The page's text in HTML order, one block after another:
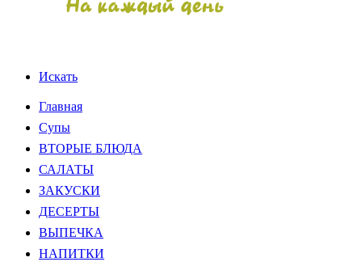
Искать
Главная
Супы
ВТОРЫЕ БЛЮДА
САЛАТЫ
ЗАКУСКИ
ДЕСЕРТЫ
ВЫПЕЧКА
НАПИТКИ